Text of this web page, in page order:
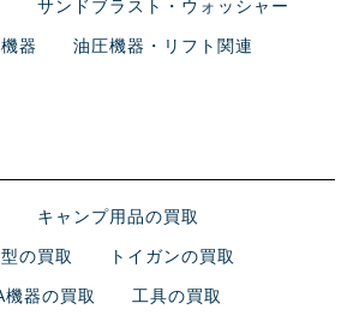
サンドブラスト・ウォッシャー
器 油圧機器・リフト関連
キャンプ用品の買取
の買取 トイガンの買取
機器の買取 工具の買取